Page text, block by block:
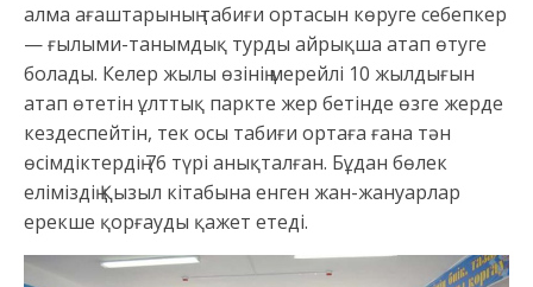
алма ағаштарының табиғи ортасын көруге себепкер
— ғылыми-танымдық турды айрықша атап өтуге
болады. Келер жылы өзінің мерейлі 10 жылдығын
атап өтетін ұлттық паркте жер бетінде өзге жерде
кездеспейтін, тек осы табиғи ортаға ғана тән
өсімдіктердің 76 түрі анықталған. Бұдан бөлек
еліміздің Қызыл кітабына енген жан-жануарлар
ерекше қорғауды қажет етеді.